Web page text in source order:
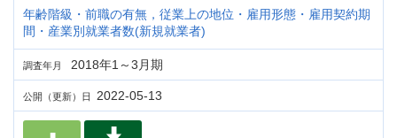
年齢階級・前職の有無，従業上の地位・雇用形態・雇用契約期
間・産業別就業者数(新規就業者)
調査年月 2018年1～3月期
公開（更新）日 2022-05-13